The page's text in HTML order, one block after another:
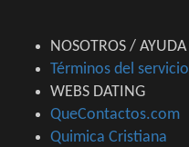
NOSOTROS / AYUDA
Términos del servicio
WEBS DATING
QueContactos.com
Quimica Cristiana